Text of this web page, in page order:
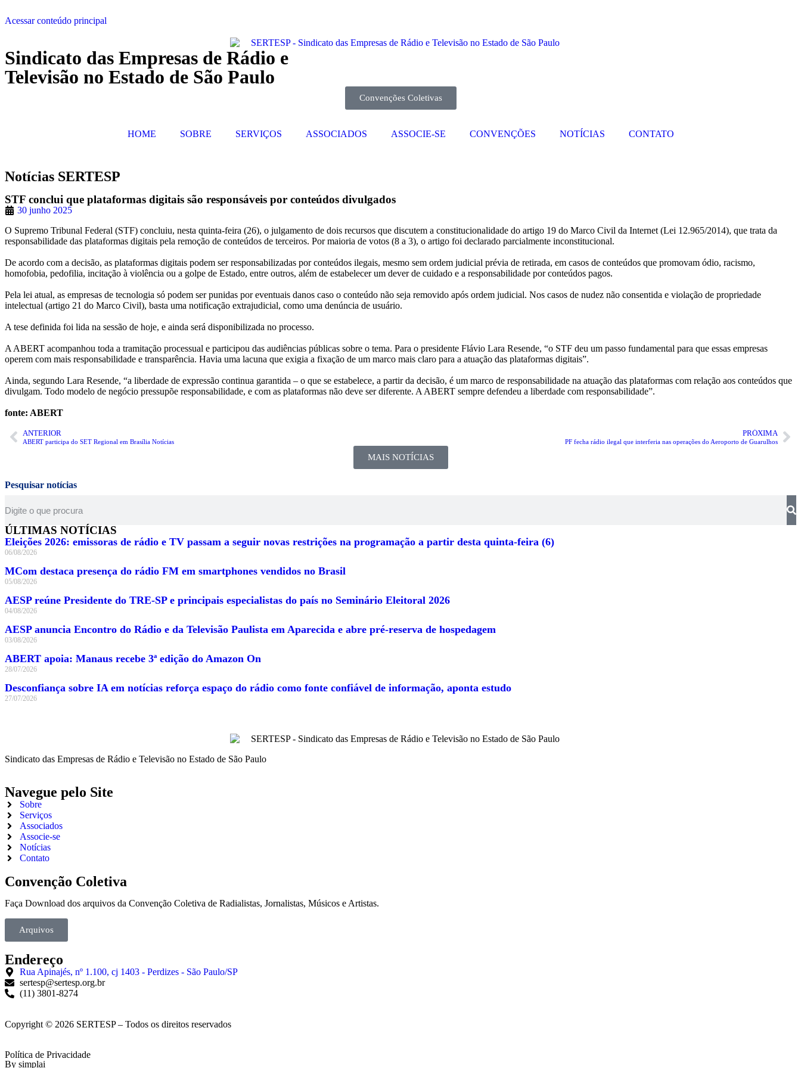
Acessar conteúdo principal
Sindicato das Empresas de Rádio e
Televisão no Estado de São Paulo
Convenções Coletivas
HOME SOBRE SERVIÇOS ASSOCIADOS ASSOCIE-SE CONVENÇÕES NOTÍCIAS CONTATO
Notícias SERTESP
STF conclui que plataformas digitais são responsáveis por conteúdos divulgados
30 junho 2025
O Supremo Tribunal Federal (STF) concluiu, nesta quinta-feira (26), o julgamento de dois recursos que discutem a constitucionalidade do artigo 19 do Marco Civil da Internet (Lei 12.965/2014), que trata da
responsabilidade das plataformas digitais pela remoção de conteúdos de terceiros. Por maioria de votos (8 a 3), o artigo foi declarado parcialmente inconstitucional.
De acordo com a decisão, as plataformas digitais podem ser responsabilizadas por conteúdos ilegais, mesmo sem ordem judicial prévia de retirada, em casos de conteúdos que promovam ódio, racismo,
homofobia, pedofilia, incitação à violência ou a golpe de Estado, entre outros, além de estabelecer um dever de cuidado e a responsabilidade por conteúdos pagos.
Pela lei atual, as empresas de tecnologia só podem ser punidas por eventuais danos caso o conteúdo não seja removido após ordem judicial. Nos casos de nudez não consentida e violação de propriedade
intelectual (artigo 21 do Marco Civil), basta uma notificação extrajudicial, como uma denúncia de usuário.
A tese definida foi lida na sessão de hoje, e ainda será disponibilizada no processo.
A ABERT acompanhou toda a tramitação processual e participou das audiências públicas sobre o tema. Para o presidente Flávio Lara Resende, “o STF deu um passo fundamental para que essas empresas
operem com mais responsabilidade e transparência. Havia uma lacuna que exigia a fixação de um marco mais claro para a atuação das plataformas digitais”.
Ainda, segundo Lara Resende, “a liberdade de expressão continua garantida – o que se estabelece, a partir da decisão, é um marco de responsabilidade na atuação das plataformas com relação aos conteúdos que
divulgam. Todo modelo de negócio pressupõe responsabilidade, e com as plataformas não deve ser diferente. A ABERT sempre defendeu a liberdade com responsabilidade”.
fonte: ABERT
ANTERIOR
ABERT participa do SET Regional em Brasília Notícias
PRÓXIMA
PF fecha rádio ilegal que interferia nas operações do Aeroporto de Guarulhos
MAIS NOTÍCIAS
Pesquisar notícias
ÚLTIMAS NOTÍCIAS
Eleições 2026: emissoras de rádio e TV passam a seguir novas restrições na programação a partir desta quinta-feira (6)
06/08/2026
MCom destaca presença do rádio FM em smartphones vendidos no Brasil
05/08/2026
AESP reúne Presidente do TRE-SP e principais especialistas do país no Seminário Eleitoral 2026
04/08/2026
AESP anuncia Encontro do Rádio e da Televisão Paulista em Aparecida e abre pré-reserva de hospedagem
03/08/2026
ABERT apoia: Manaus recebe 3ª edição do Amazon On
28/07/2026
Desconfiança sobre IA em notícias reforça espaço do rádio como fonte confiável de informação, aponta estudo
27/07/2026
Sindicato das Empresas de Rádio e Televisão no Estado de São Paulo
Navegue pelo Site
Sobre
Serviços
Associados
Associe-se
Notícias
Contato
Convenção Coletiva
Faça Download dos arquivos da Convenção Coletiva de Radialistas, Jornalistas, Músicos e Artistas.
Arquivos
Endereço
Rua Apinajés, nº 1.100, cj 1403 - Perdizes - São Paulo/SP
sertesp@sertesp.org.br
(11) 3801-8274
Copyright © 2026 SERTESP – Todos os direitos reservados
Política de Privacidade
By simplai